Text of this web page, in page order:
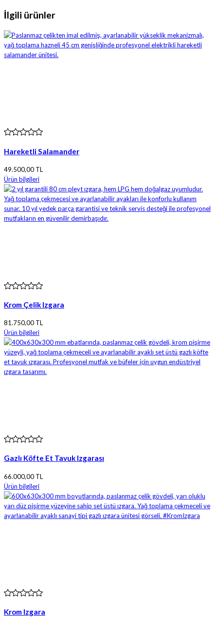
İlgili ürünler
Hareketli Salamander
49.500,00 TL
Ürün bilgileri
Krom Çelik Izgara
81.750,00 TL
Ürün bilgileri
Gazlı Köfte Et Tavuk Izgarası
66.000,00 TL
Ürün bilgileri
Krom Izgara